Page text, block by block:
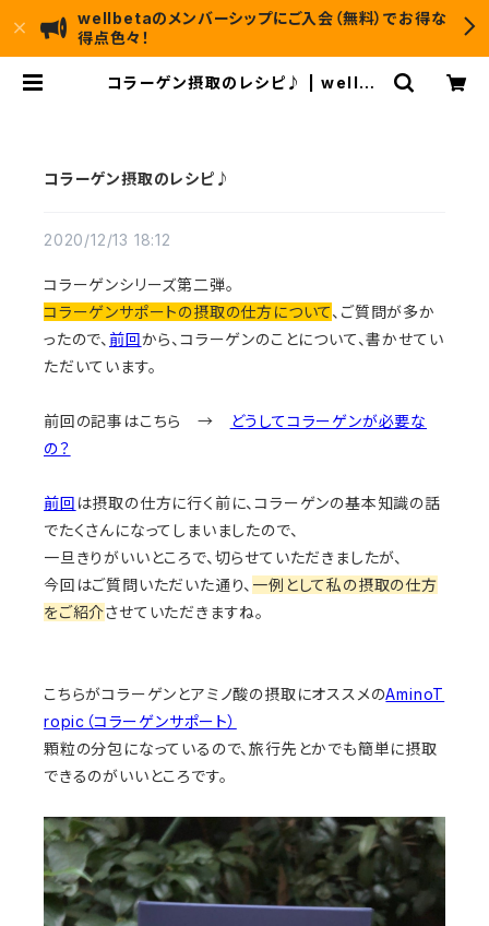
wellbetaのメンバーシップにご入会（無料）でお得な
得点色々！
コラーゲン摂取のレシピ♪ | wellbe
コラーゲン摂取のレシピ♪
2020/12/13 18:12
コラーゲンシリーズ第二弾。
コラーゲンサポートの摂取の仕方について、ご質問が多か
ったので、 前回から、コラーゲンのことについて、書かせてい
ただいています。
前回の記事はこちら →
どうしてコラーゲンが必要な
の？
前回 は摂取の仕方に行く前に、コラーゲンの基本知識の話
でたくさんになってしまいましたので、
一旦きりがいいところで、切らせていただきましたが、
今回はご質問いただいた通り、 一例として私の摂取の仕方
をご紹介させていただきますね。
こちらがコラーゲンとアミノ酸の摂取にオススメのAminoT
ropic（コラーゲンサポート）
顆粒の分包になっているので、旅行先とかでも簡単に摂取
できるのがいいところです。